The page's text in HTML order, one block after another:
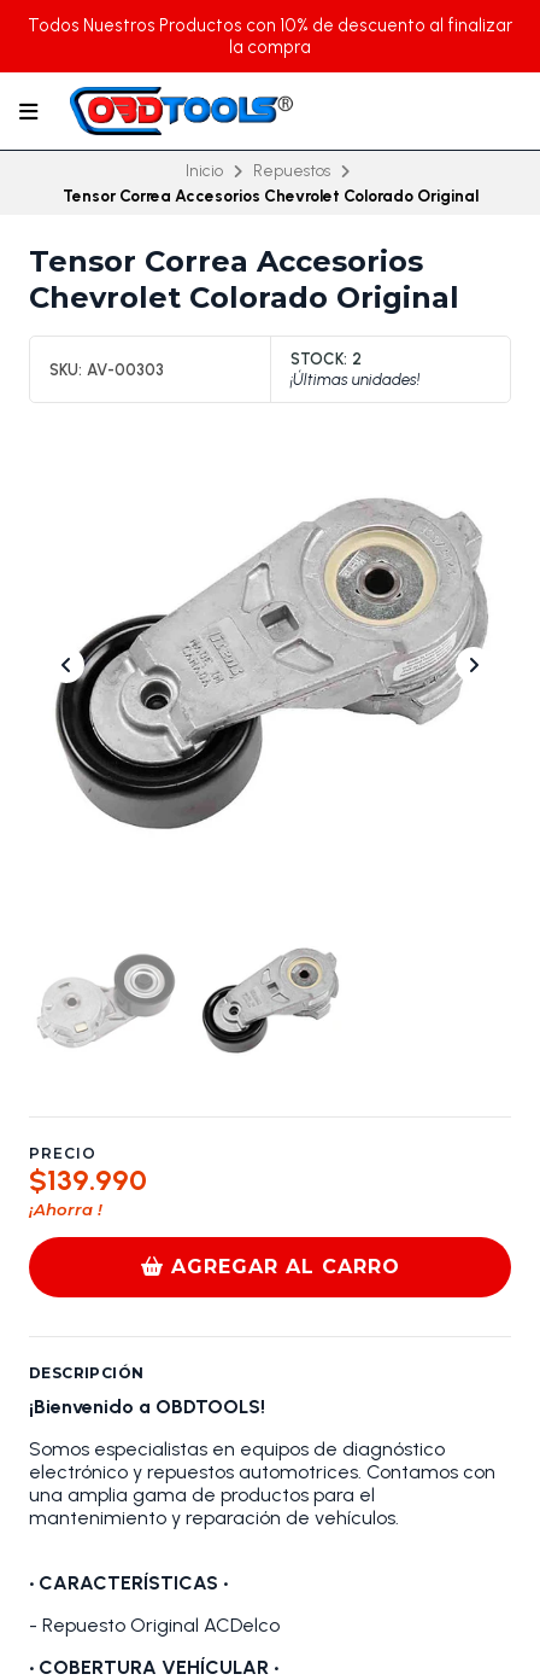
Todos Nuestros Productos con 10% de descuento al finalizar
la compra
Inicio
Repuestos
Tensor Correa Accesorios Chevrolet Colorado Original
Tensor Correa Accesorios
Chevrolet Colorado Original
SKU: AV-00303
STOCK: 2
¡Últimas unidades!
PRECIO
$139.990
¡Ahorra !
AGREGAR AL CARRO
DESCRIPCIÓN
¡Bienvenido a OBDTOOLS!
Somos especialistas en equipos de diagnóstico
electrónico y repuestos automotrices. Contamos con
una amplia gama de productos para el
mantenimiento y reparación de vehículos.
• CARACTERÍSTICAS •
- Repuesto Original ACDelco
• COBERTURA VEHÍCULAR •